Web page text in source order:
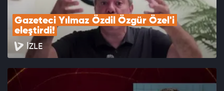
Gazeteci Yılmaz Özdil Özgür Özel'i
eleştirdi!
İZLE